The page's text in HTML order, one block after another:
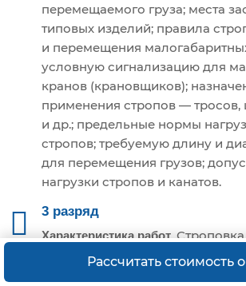
перемещаемого груза; места
типовых изделий; правила
и перемещения
условную сигнализацию для
кранов (крановщиков);
применения стропов — тросов,
и др.; предельные нормы
стропов; требуемую длину и
для перемещения грузов;
нагрузки стропов и канатов.
3 разряд
Характеристика работ.
простых изделий, деталей,
Рассчитать стоимость